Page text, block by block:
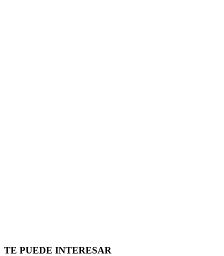
TE PUEDE INTERESAR